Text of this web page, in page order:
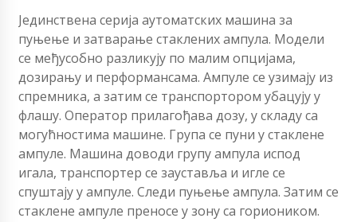
Јединствена серија аутоматских машина за
пуњење и затварање стаклених ампула. Модели
се међусобно разликују по малим опцијама,
дозирању и перформансама. Ампуле се узимају из
спремника, а затим се транспортором убацују у
флашу. Оператор прилагођава дозу, у складу са
могућностима машине. Група се пуни у стаклене
ампуле. Машина доводи групу ампула испод
игала, транспортер се зауставља и игле се
спуштају у ампуле. Следи пуњење ампула. Затим се
стаклене ампуле преносе у зону са гориоником.